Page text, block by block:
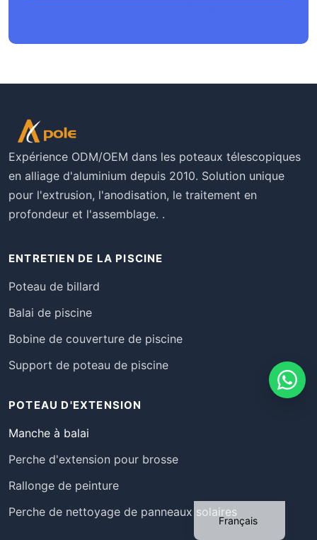
Expérience ODM/OEM dans les poteaux télescopiques
en alliage d'aluminium depuis 2010. Solution unique
pour l'extrusion, l'anodisation, le traitement en
profondeur et l'assemblage. .
ENTRETIEN DE LA PISCINE
Poteau de billard
Balai de piscine
Bobine de couverture de piscine
Support de poteau de piscine
POTEAU D'EXTENSION
Manche à balai
Perche d'extension pour brosse
Rallonge de peinture
Perche de nettoyage de panneaux solaires
Français